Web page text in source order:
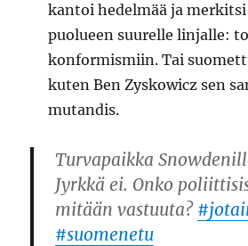
kantoi hedelmää ja
puolueen suurelle linjalle:
konformismiin. Tai
kuten Ben Zyskowicz sen
mutandis.
Turvapaikka
Jyrkkä ei. Onko
mitään vastuuta?
#suomenetu